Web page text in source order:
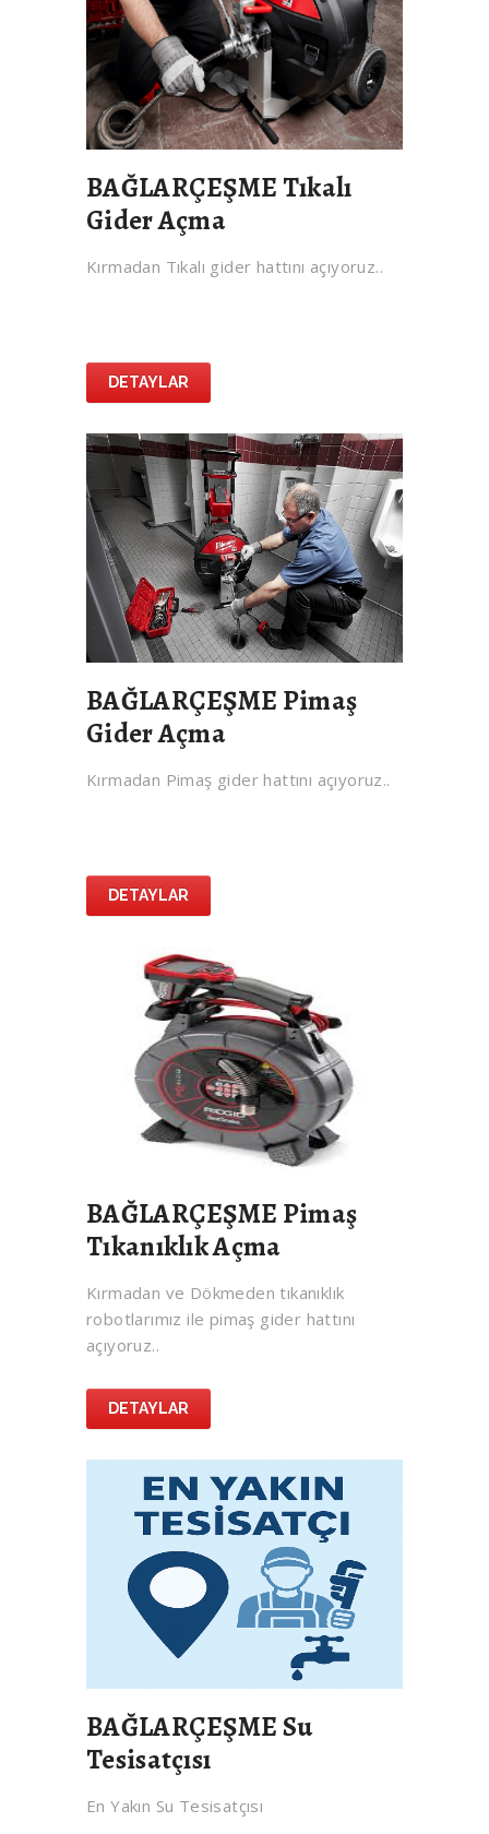
BAĞLARÇEŞME Tıkalı
Gider Açma
Kırmadan Tıkalı gider hattını açıyoruz..
DETAYLAR
BAĞLARÇEŞME Pimaş
Gider Açma
Kırmadan Pimaş gider hattını açıyoruz..
DETAYLAR
BAĞLARÇEŞME Pimaş
Tıkanıklık Açma
Kırmadan ve Dökmeden tıkanıklık
robotlarımız ile pimaş gider hattını
açıyoruz..
DETAYLAR
BAĞLARÇEŞME Su
Tesisatçısı
En Yakın Su Tesisatçısı